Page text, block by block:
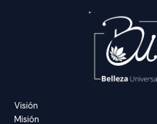
Visión
Misión